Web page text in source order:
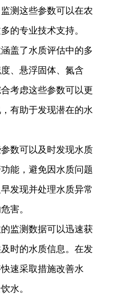
测这些参数可以在农
的专业技术支持。
盖了水质评估中的多
、悬浮固体、氮含
考虑这些参数可以更
有助于发现潜在的水
数可以及时发现水质
能，避免因水质问题
发现并处理水质异常
害。
监测数据可以迅速获
时的水质信息。在发
速采取措施改善水
水。